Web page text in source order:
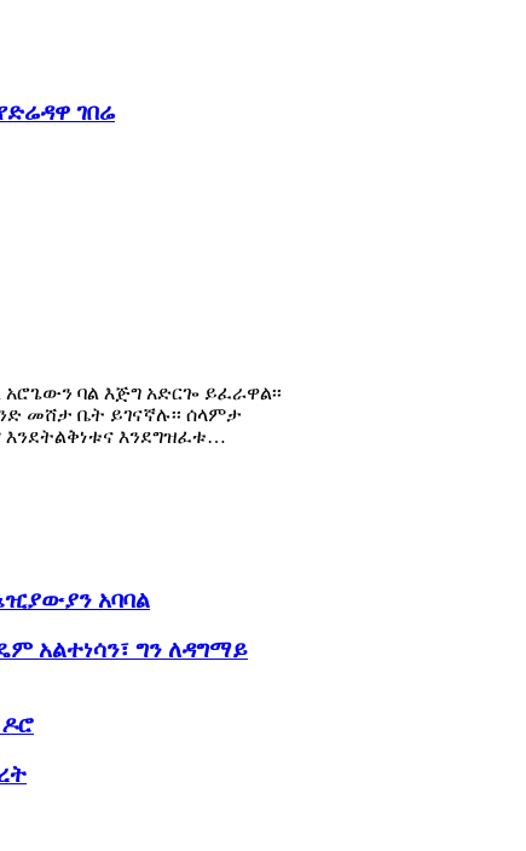
ገበሬ
ባል እጅግ አድርጐ ይፈራዋል፡፡
መሸታ ቤት ይገናኛሉ፡፡ ሰላምታ
እንደትልቅነቱና እንደግዝፈቱ…
አባባል
አልተነሳን፣ ግን ለዳግማይ
ዶሮ